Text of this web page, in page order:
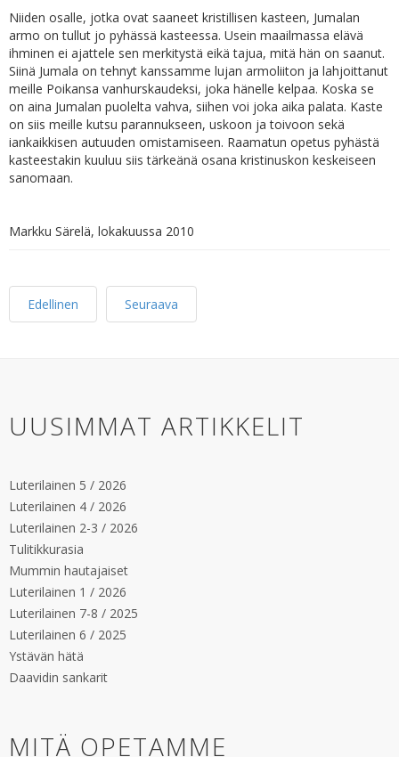
Niiden osalle, jotka ovat saaneet kristillisen kasteen, Jumalan
armo on tullut jo pyhässä kasteessa. Usein maailmassa elävä
ihminen ei ajattele sen merkitystä eikä tajua, mitä hän on saanut.
Siinä Jumala on tehnyt kanssamme lujan armoliiton ja lahjoittanut
meille Poikansa vanhurskaudeksi, joka hänelle kelpaa. Koska se
on aina Jumalan puolelta vahva, siihen voi joka aika palata. Kaste
on siis meille kutsu parannukseen, uskoon ja toivoon sekä
iankaikkisen autuuden omistamiseen. Raamatun opetus pyhästä
kasteestakin kuuluu siis tärkeänä osana kristinuskon keskeiseen
sanomaan.
Markku Särelä, lokakuussa 2010
Edellinen Seuraava
UUSIMMAT ARTIKKELIT
Luterilainen 5 / 2026
Luterilainen 4 / 2026
Luterilainen 2-3 / 2026
Tulitikkurasia
Mummin hautajaiset
Luterilainen 1 / 2026
Luterilainen 7-8 / 2025
Luterilainen 6 / 2025
Ystävän hätä
Daavidin sankarit
MITÄ OPETAMME